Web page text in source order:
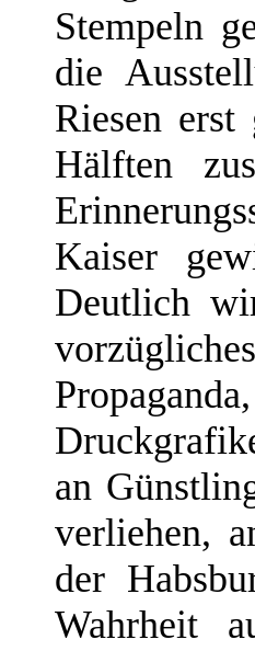
Stempeln
die
Riesen
Hälften
Kaiser
Deutlich
an
verliehen,
der
Wahrheit